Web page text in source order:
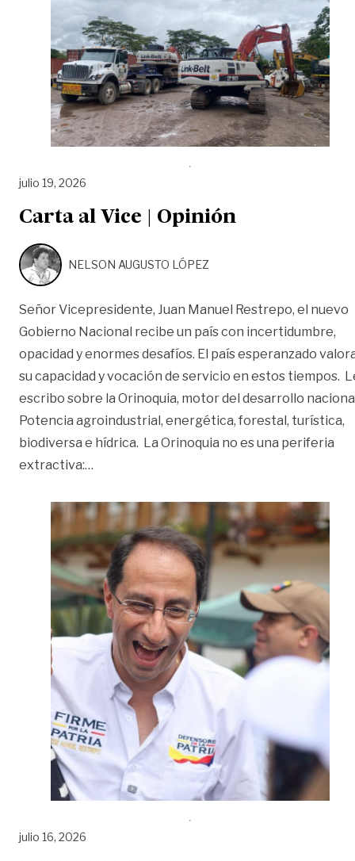
julio 19, 2026
Carta al Vice | Opinión
NELSON AUGUSTO LÓPEZ
Señor Vicepresidente, Juan Manuel Restrepo, el nuevo
Gobierno Nacional recibe un país con incertidumbre,
opacidad y enormes desafíos. El país esperanzado
su capacidad y vocación de servicio en estos tiempos.
escribo sobre la Orinoquia, motor del desarrollo
Potencia agroindustrial, energética, forestal, turística,
biodiversa e hídrica. La Orinoquia no es una periferia
extractiva:…
julio 16, 2026